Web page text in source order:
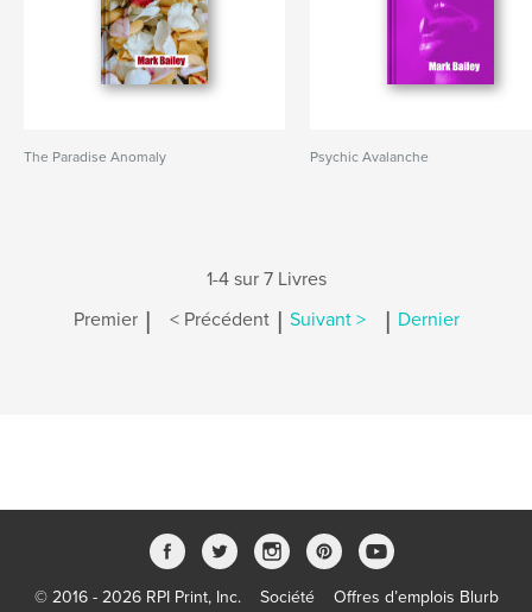
The Paradise Anomaly Psychic Avalanche
1-4 sur 7 Livres
Premier | < Précédent | Suivant > | Dernier
© 2016 - 2026 RPI Print, Inc. Société Offres d’emplois Blurb